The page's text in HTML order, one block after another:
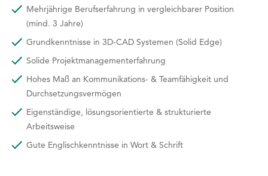
Mehrjährige Berufserfahrung in vergleichbarer Position
(mind. 3 Jahre)
Grundkenntnisse in 3D-CAD Systemen (Solid Edge)
Solide Projektmanagementerfahrung
Hohes Maß an Kommunikations- & Teamfähigkeit und
Durchsetzungsvermögen
Eigenständige, lösungsorientierte & strukturierte
Arbeitsweise
Gute Englischkenntnisse in Wort & Schrift